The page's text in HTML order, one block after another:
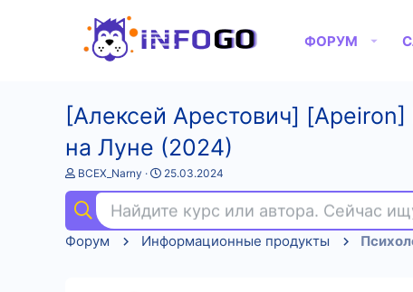
ФОРУМ
[Алексей Арестович]
на Луне (2024)
А
т
о
р
т
BCEX_Narny
Д
а
н
а
25.03.2024
Найдите курс или автора. Сейчас
Форум
Информационные продукты